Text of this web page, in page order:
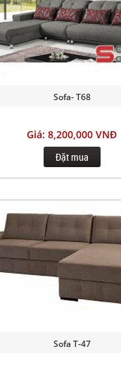
Sofa- T68
Giá: 8,200,000 VNĐ
Đặt mua
Sofa T-47